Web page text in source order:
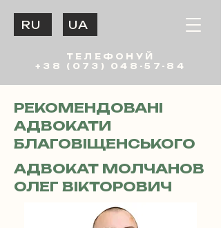
ТЕЛЕФОНУЙ
+38 (073) 048-57-84
UA
RU
РЕКОМЕНДОВАНІ
АДВОКАТИ
БЛАГОВІЩЕНСЬКОГО
АДВОКАТ МОЛЧАНОВ
ОЛЕГ ВІКТОРОВИЧ